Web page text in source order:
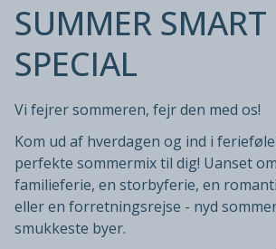
SUMMER SMART
SPECIAL
Vi fejrer sommeren, fejr den med os!
Kom ud af hverdagen og ind i
perfekte sommermix til dig! Uanset
familieferie, en storbyferie, en
eller en forretningsrejse - nyd
smukkeste byer.